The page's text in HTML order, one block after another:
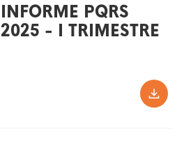
INFORME PQRS
2025 - I TRIMESTRE